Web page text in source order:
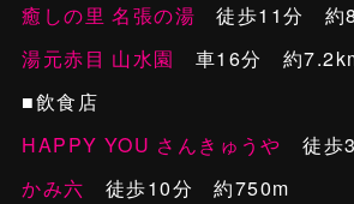
癒しの里 名張の湯 徒歩11分 約
湯元赤目 山水園
車16分 約
■飲食店
HAPPY YOU さんきゅうや 徒歩
かみ六 徒歩10分 約750m